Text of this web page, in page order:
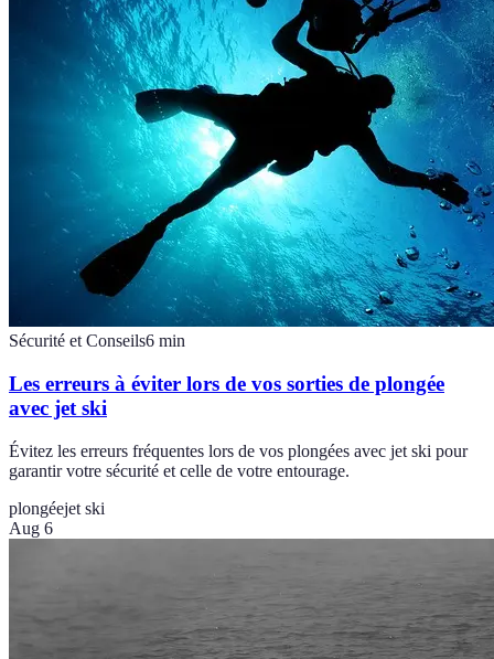
Sécurité et Conseils6 min
Les erreurs à éviter lors de vos sorties de plongée
avec jet ski
Évitez les erreurs fréquentes lors de vos plongées avec jet ski pour
garantir votre sécurité et celle de votre entourage.
plongéejet ski
Aug 6